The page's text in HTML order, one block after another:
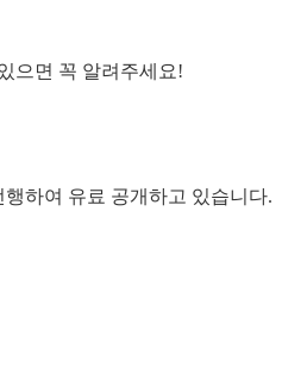
으면 꼭 알려주세요!
하여 유료 공개하고 있습니다.